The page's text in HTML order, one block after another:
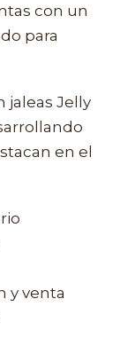
con un
para
jaleas Jelly
en el
y venta